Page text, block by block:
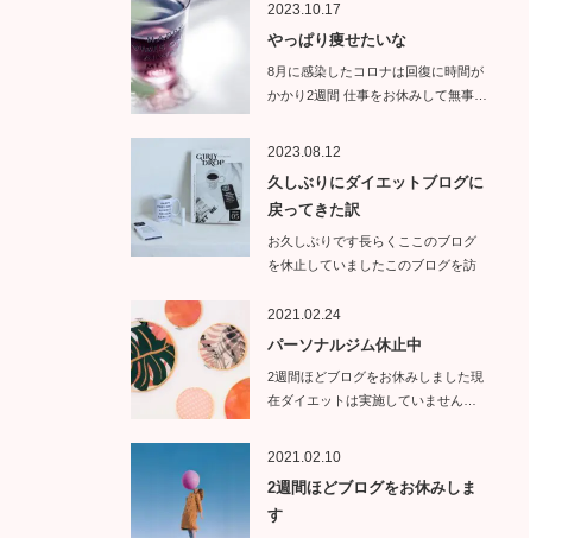
2023.10.17
やっぱり痩せたいな
8月に感染したコロナは回復に時間が
かかり2週間 仕事をお休みして無事…
2023.08.12
久しぶりにダイエットブログに
戻ってきた訳
お久しぶりです長らくここのブログ
を休止していましたこのブログを訪
2021.02.24
パーソナルジム休止中
2週間ほどブログをお休みしました現
在ダイエットは実施していません…
2021.02.10
2週間ほどブログをお休みしま
す